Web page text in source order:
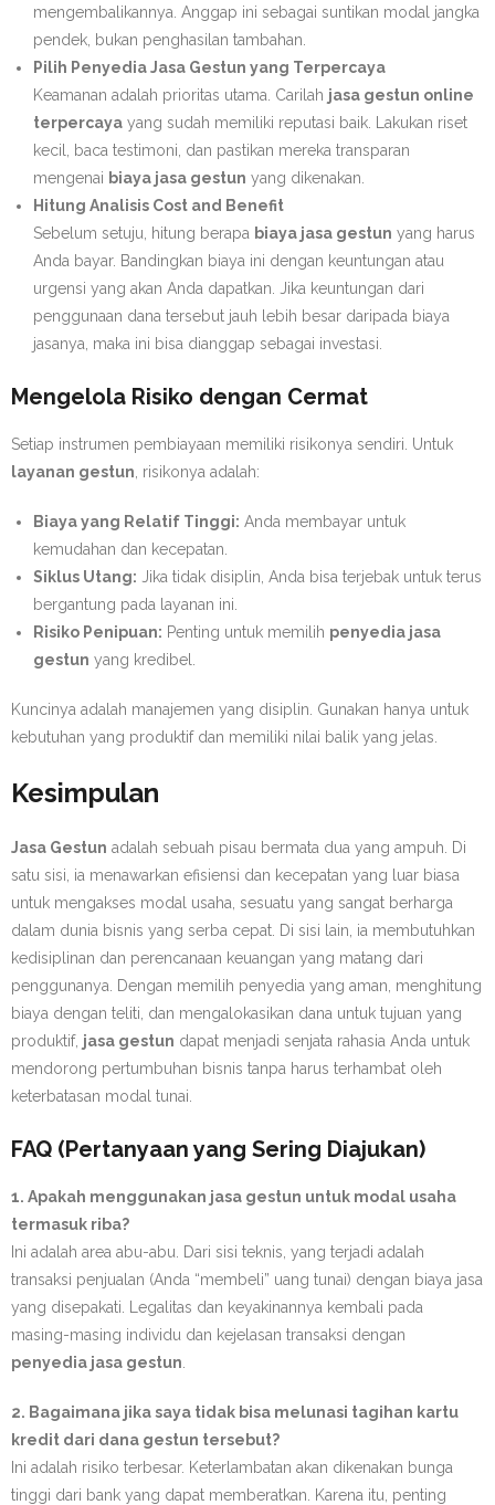
mengembalikannya. Anggap ini sebagai suntikan modal jangka
pendek, bukan penghasilan tambahan.
Pilih Penyedia Jasa Gestun yang Terpercaya
Keamanan adalah prioritas utama. Carilah jasa gestun online
terpercaya yang sudah memiliki reputasi baik. Lakukan riset
kecil, baca testimoni, dan pastikan mereka transparan
mengenai biaya jasa gestun yang dikenakan.
Hitung Analisis Cost and Benefit
Sebelum setuju, hitung berapa biaya jasa gestun yang harus
Anda bayar. Bandingkan biaya ini dengan keuntungan atau
urgensi yang akan Anda dapatkan. Jika keuntungan dari
penggunaan dana tersebut jauh lebih besar daripada biaya
jasanya, maka ini bisa dianggap sebagai investasi.
Mengelola Risiko dengan Cermat
Setiap instrumen pembiayaan memiliki risikonya sendiri. Untuk
layanan gestun , risikonya adalah:
Biaya yang Relatif Tinggi: Anda membayar untuk
kemudahan dan kecepatan.
Siklus Utang: Jika tidak disiplin, Anda bisa terjebak untuk terus
bergantung pada layanan ini.
Risiko Penipuan: Penting untuk memilih penyedia jasa
gestun yang kredibel.
Kuncinya adalah manajemen yang disiplin. Gunakan hanya untuk
kebutuhan yang produktif dan memiliki nilai balik yang jelas.
Kesimpulan
Jasa Gestun adalah sebuah pisau bermata dua yang ampuh. Di
satu sisi, ia menawarkan efisiensi dan kecepatan yang luar biasa
untuk mengakses modal usaha, sesuatu yang sangat berharga
dalam dunia bisnis yang serba cepat. Di sisi lain, ia membutuhkan
kedisiplinan dan perencanaan keuangan yang matang dari
penggunanya. Dengan memilih penyedia yang aman, menghitung
biaya dengan teliti, dan mengalokasikan dana untuk tujuan yang
produktif, jasa gestun dapat menjadi senjata rahasia Anda untuk
mendorong pertumbuhan bisnis tanpa harus terhambat oleh
keterbatasan modal tunai.
FAQ (Pertanyaan yang Sering Diajukan)
1. Apakah menggunakan jasa gestun untuk modal usaha
termasuk riba?
Ini adalah area abu-abu. Dari sisi teknis, yang terjadi adalah
transaksi penjualan (Anda “membeli” uang tunai) dengan biaya jasa
yang disepakati. Legalitas dan keyakinannya kembali pada
masing-masing individu dan kejelasan transaksi dengan
penyedia jasa gestun
2. Bagaimana jika saya tidak bisa melunasi tagihan kartu
kredit dari dana gestun tersebut?
Ini adalah risiko terbesar. Keterlambatan akan dikenakan bunga
tinggi dari bank yang dapat memberatkan. Karena itu, penting